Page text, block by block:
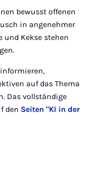
bewusst offenen
in angenehmer
und Kekse stehen
auf das Thema
Das vollständige
den Seiten "KI in der